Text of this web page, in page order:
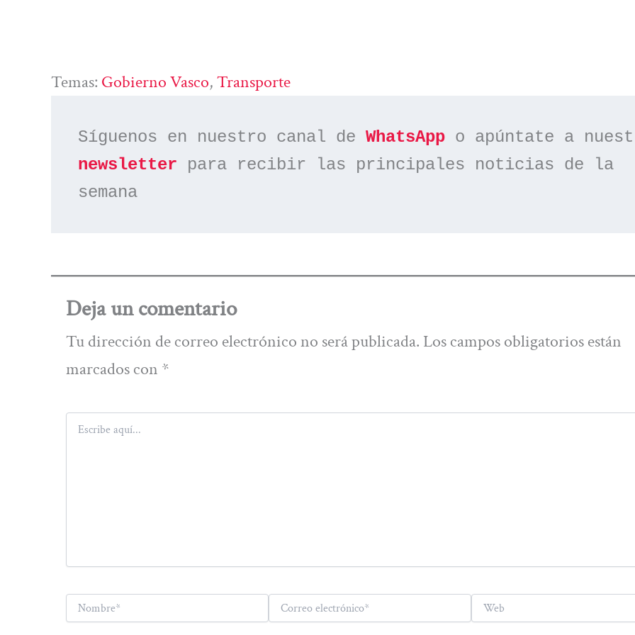
Temas: Gobierno Vasco, Transporte
Síguenos en nuestro canal de WhatsApp
newsletter para recibir las principales noticias de la
semana
Deja un comentario
Tu dirección de correo electrónico no será publicada. Los campos obligatorios están
marcados con *
Escribe
aquí...
Nombre*
Correo
electrónico*
Web